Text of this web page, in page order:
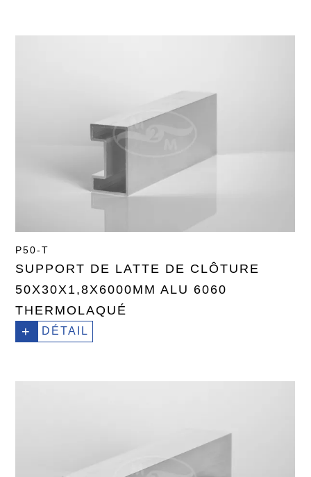
P50-T
SUPPORT DE LATTE DE CLÔTURE
50X30X1,8X6000MM ALU 6060
THERMOLAQUÉ
+ DÉTAIL